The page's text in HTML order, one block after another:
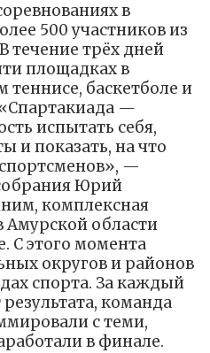
в
500 участников из
течение трёх дней
площадках в
теннисе, баскетболе и
—
испытать себя,
и показать, на что
—
Юрий
комплексная
Амурской области
С этого момента
округов и районов
спорта. За каждый
команда
с теми,
в финале.